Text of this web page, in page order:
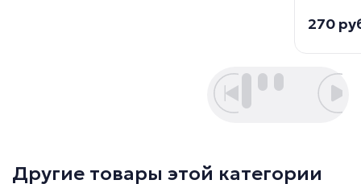
270
Другие товары этой категории